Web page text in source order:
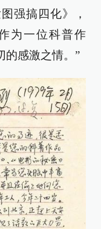
强搞四化》，
为一位科普作
的感激之情。”